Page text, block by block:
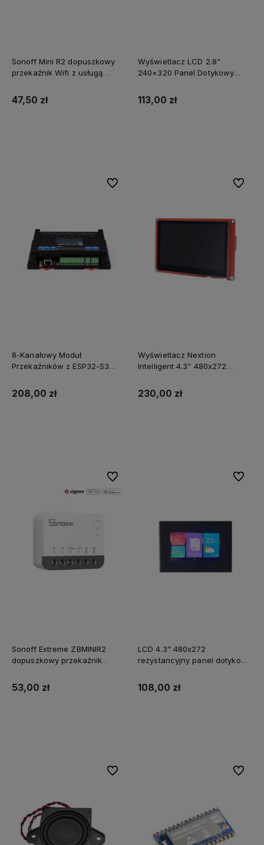
Sonoff Mini R2 dopuszkowy
przekaźnik Wifi z usługą
SUPLA
47,50 zł
Wyświetlacz LCD 2.8"
240×320 Panel Dotykowy
113,00 zł
8-Kanałowy Moduł
Przekaźników z ESP32-S3
208,00 zł
Do ulubionych
Wyświetlacz Nextion
Intelligent 4.3" 480x272
pojemnościowy panel
dotykowy
230,00 zł
Do
Sonoff Extreme ZBMINIR2
dopuszkowy przekaźnik
router Zigbee
53,00 zł
Do ulubionych
LCD 4.3" 480x272
rezystancyjny panel dotykowy
108,00 zł
Do
Do ulubionych Do